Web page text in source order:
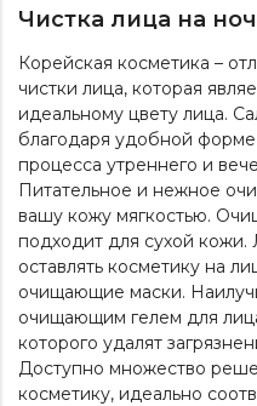
Чистка лица на
Корейская косметика –
чистки лица, которая
идеальному цвету лица.
благодаря удобной
процесса утреннего и
Питательное и нежное
вашу кожу мягкостью.
подходит для сухой
оставлять косметику на
очищающие маски.
очищающим гелем для
которого удалят
Доступно множество
косметику, идеально